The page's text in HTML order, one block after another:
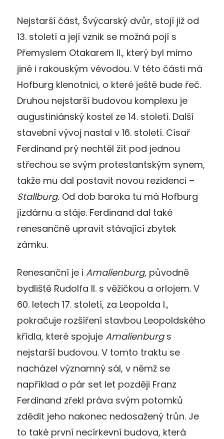
Nejstarší část, Švýcarský dvůr, stojí již od
13. století a její vznik se možná pojí s
Přemyslem Otakarem II., který byl mimo
jiné i rakouským vévodou. V této části má
Hofburg klenotnici, o které ještě bude řeč.
Druhou nejstarší budovou komplexu je
augustiniánský kostel ze 14. století. Další
stavební vývoj nastal v 16. století. Císař
Ferdinand prý nechtěl žít pod jednou
střechou se svým protestantským synem,
takže mu dal postavit novou rezidenci –
Stallburg. Od dob baroka tu má Hofburg
jízdárnu a stáje. Ferdinand dal také
renesančně upravit stávající zbytek
zámku.
Renesanční je i Amalienburg, původně
bydliště Rudolfa II. s věžičkou a orlojem. V
60. letech 17. století, za Leopolda I.,
pokračuje rozšíření stavbou Leopoldského
křídla, které spojuje Amalienburgs
nejstarší budovou. V tomto traktu se
nacházel významný sál, v němž se
například o pár set let později Franz
Ferdinand zřekl práva svým potomků
zdědit jeho nakonec nedosažený trůn. Je
to také první necírkevní budova, která